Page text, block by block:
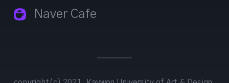
Naver Cafe